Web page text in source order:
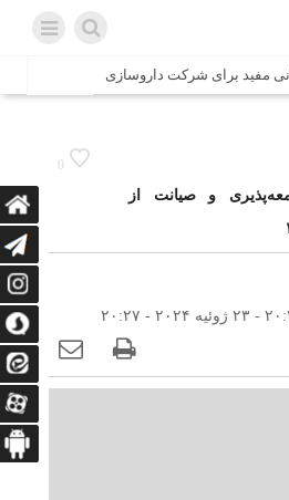
میلیارد تومانی مفید برای شرکت داروسازی
در سفارت ایران در اسلام
تجاری ایران و پاکستان با
می‌شود
کربلا رسیده است
ایرانی در بندر کراچی
0
و صیانت از